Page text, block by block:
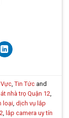
, Tin Tứcand
nhà trọ Quận 12
loại dịch vụ lắp
lắp camera uy tín